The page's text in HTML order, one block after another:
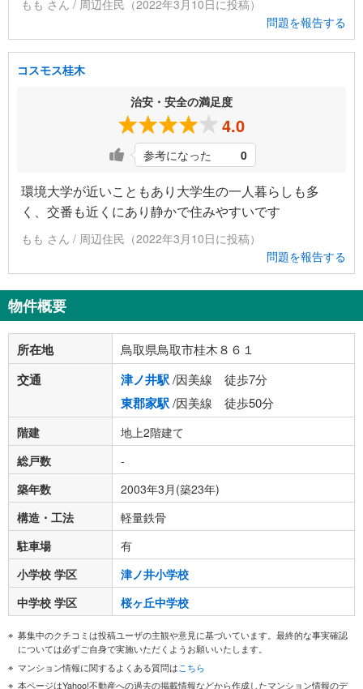
もも さん / 周辺住民（2022年3月10日に投稿）
問題を報告する
コスモス桂木
治安・安全の満足度
4.0
参考になった 0
環境大学が近いこともあり大学生の一人暮らしも多
く、交番も近くにあり静かで住みやすいです
もも さん / 周辺住民（2022年3月10日に投稿）
問題を報告する
物件概要
所在地 鳥取県鳥取市桂木８６１
交通 津ノ井駅/因美線 徒歩7分
東郡家駅/因美線 徒歩50分
階建
地上2階建て
総戸数
-
築年数
2003年3月(築23年)
構造・工法
軽量鉄骨
駐車場
有
小学校 学区
津ノ井小学校
中学校 学区
桜ヶ丘中学校
募集中のクチコミは投稿ユーザの主観や意見に基づいています。最終的な事実確認
については必ずご自身で実施いただくようお願いいたします。
マンション情報に関するよくある質問はこちら
本ページはYahoo!不動産への過去の掲載情報などから作成したマンション情報のデ